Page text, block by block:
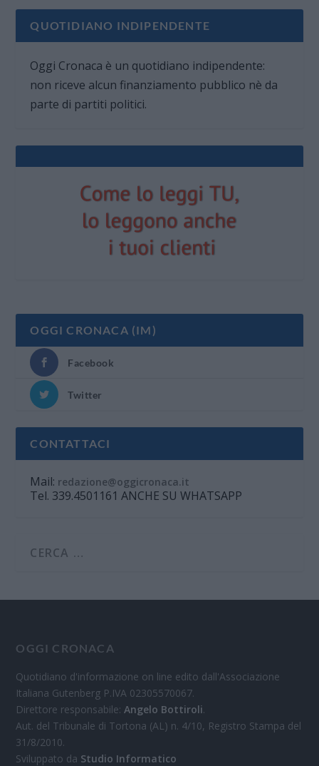
QUOTIDIANO INDIPENDENTE
Oggi Cronaca è un quotidiano indipendente:
non riceve alcun finanziamento pubblico nè da
parte di partiti politici.
OGGI CRONACA (IM)
Facebook
Twitter
CONTATTACI
Mail: redazione@oggicronaca.it
Tel. 339.4501161 ANCHE SU WHATSAPP
OGGI CRONACA
Quotidiano d'informazione on line edito dall'Associazione
Italiana Gutenberg P.IVA 02305570067.
Direttore responsabile:Angelo Bottiroli.
Aut. del Tribunale di Tortona (AL) n. 4/10, Registro Stampa del
31/8/2010.
Sviluppato da Studio Informatico